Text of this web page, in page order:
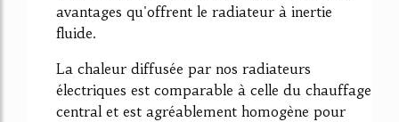
avantages qu'offrent le radiateur à inertie
fluide.
La chaleur diffusée par nos radiateurs
électriques est comparable à celle du chauffage
central et est agréablement homogène pour